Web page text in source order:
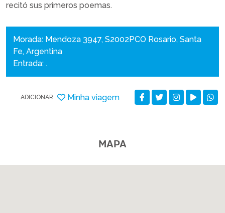
recitó sus primeros poemas.
Morada: Mendoza 3947, S2002PCO Rosario, Santa
Fe, Argentina
Entrada: .
ADICIONAR Minha viagem
MAPA